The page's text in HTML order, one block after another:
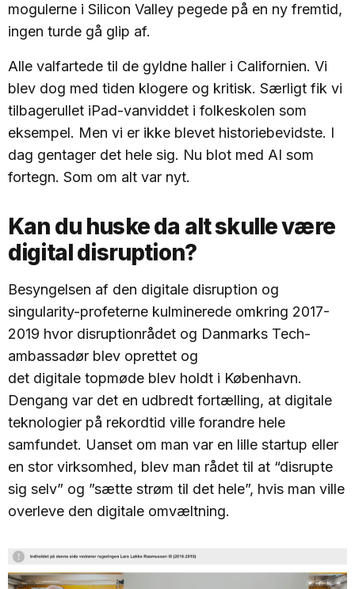
mogulerne i Silicon Valley pegede på en ny fremtid,
ingen turde gå glip af.
Alle valfartede til de gyldne haller i Californien. Vi
blev dog med tiden klogere og kritisk. Særligt fik vi
tilbagerullet iPad-vanviddet i folkeskolen som
eksempel. Men vi er ikke blevet historiebevidste. I
dag gentager det hele sig. Nu blot med AI som
fortegn. Som om alt var nyt.
Kan du huske da alt skulle være
digital disruption?
Besyngelsen af den digitale disruption og
singularity-profeterne kulminerede omkring 2017-
2019 hvor disruptionrådet og Danmarks Tech-
ambassadør blev oprettet og
det digitale topmøde blev holdt i København.
Dengang var det en udbredt fortælling, at digitale
teknologier på rekordtid ville forandre hele
samfundet. Uanset om man var en lille startup eller
en stor virksomhed, blev man rådet til at “disrupte
sig selv” og ”sætte strøm til det hele”, hvis man ville
overleve den digitale omvæltning.